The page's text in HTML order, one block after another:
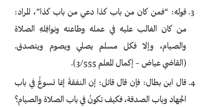
قوله: “فمن كان من باب كذا دعي من باب كذا”، المراد:
من كان الغالب عليه في عمله وطاعته ونوافِلهِ الصلاة
والصيام، وإلا فكل مسلم يصلي ويصوم ويتصدق.
(القاضي عياض – إكمال المعلم 3/555).
قال ابن بطال: فإن قال قائل: إن النفقةَ إنما تسوغُ في باب
الجهاد وباب الصدقة، فكيف تكونُ في باب الصلاة والصيام؟